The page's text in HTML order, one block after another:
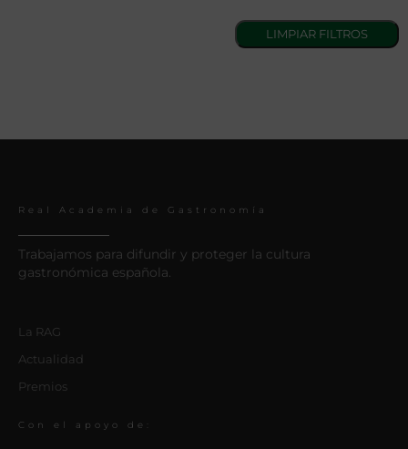
Real Academia de Gastronomía
Trabajamos para difundir y proteger la cultura
gastronómica española.
La RAG
Actualidad
Premios
Con el apoyo de: